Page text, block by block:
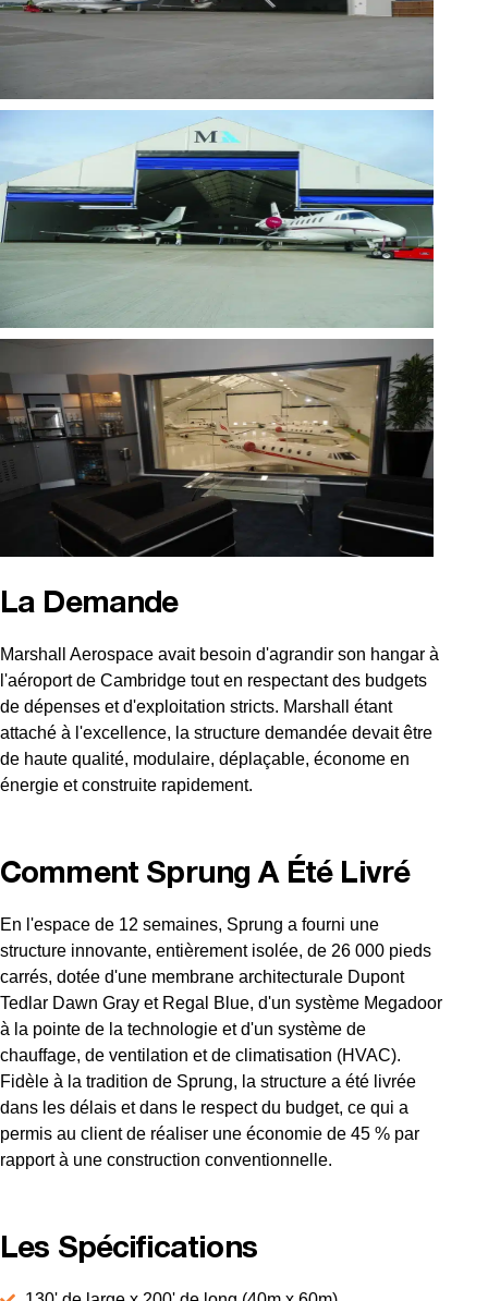
La Demande
Marshall Aerospace avait besoin d'agrandir son hangar à
l'aéroport de Cambridge tout en respectant des budgets
de dépenses et d'exploitation stricts. Marshall étant
attaché à l'excellence, la structure demandée devait être
de haute qualité, modulaire, déplaçable, économe en
énergie et construite rapidement.
Comment Sprung A Été Livré
En l'espace de 12 semaines, Sprung a fourni une
structure innovante, entièrement isolée, de 26 000 pieds
carrés, dotée d'une membrane architecturale Dupont
Tedlar Dawn Gray et Regal Blue, d'un système Megadoor
à la pointe de la technologie et d'un système de
chauffage, de ventilation et de climatisation (HVAC).
Fidèle à la tradition de Sprung, la structure a été livrée
dans les délais et dans le respect du budget, ce qui a
permis au client de réaliser une économie de 45 % par
rapport à une construction conventionnelle.
Les Spécifications